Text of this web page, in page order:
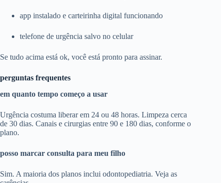
app instalado e carteirinha digital funcionando
telefone de urgência salvo no celular
Se tudo acima está ok, você está pronto para assinar.
perguntas frequentes
em quanto tempo começo a usar
Urgência costuma liberar em 24 ou 48 horas. Limpeza cerca
de 30 dias. Canais e cirurgias entre 90 e 180 dias, conforme o
plano.
posso marcar consulta para meu filho
Sim. A maioria dos planos inclui odontopediatria. Veja as